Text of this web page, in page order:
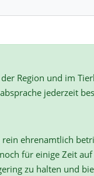
Region und im
jederzeit
rein ehrenamtlich
für einige Zeit
zu halten und